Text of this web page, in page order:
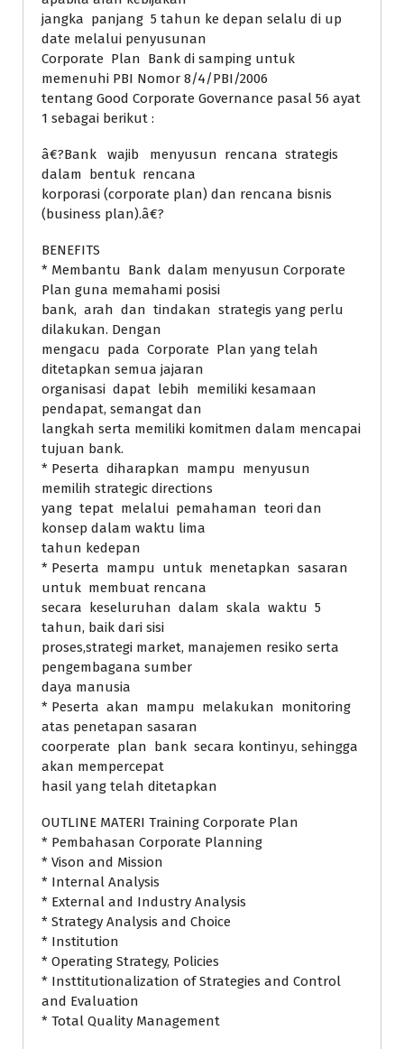
jangka panjang 5 tahun ke depan selalu di up
date melalui penyusunan
Corporate Plan Bank di samping untuk
memenuhi PBI Nomor 8/4/PBI/2006
tentang Good Corporate Governance pasal 56 ayat
1 sebagai berikut :
â€?Bank wajib menyusun rencana strategis
dalam bentuk rencana
korporasi (corporate plan) dan rencana bisnis
(business plan).â€?
BENEFITS
* Membantu Bank dalam menyusun Corporate
Plan guna memahami posisi
bank, arah dan tindakan strategis yang perlu
dilakukan. Dengan
mengacu pada Corporate Plan yang telah
ditetapkan semua jajaran
organisasi dapat lebih memiliki kesamaan
pendapat, semangat dan
langkah serta memiliki komitmen dalam mencapai
tujuan bank.
* Peserta diharapkan mampu menyusun
memilih strategic directions
yang tepat melalui pemahaman teori dan
konsep dalam waktu lima
tahun kedepan
* Peserta mampu untuk menetapkan sasaran
untuk membuat rencana
secara keseluruhan dalam skala waktu 5
tahun, baik dari sisi
proses,strategi market, manajemen resiko serta
pengembagana sumber
daya manusia
* Peserta akan mampu melakukan monitoring
atas penetapan sasaran
coorperate plan bank secara kontinyu, sehingga
akan mempercepat
hasil yang telah ditetapkan
OUTLINE MATERI Training Corporate Plan
* Pembahasan Corporate Planning
* Vison and Mission
* Internal Analysis
* External and Industry Analysis
* Strategy Analysis and Choice
* Institution
* Operating Strategy, Policies
* Insttitutionalization of Strategies and Control
and Evaluation
* Total Quality Management